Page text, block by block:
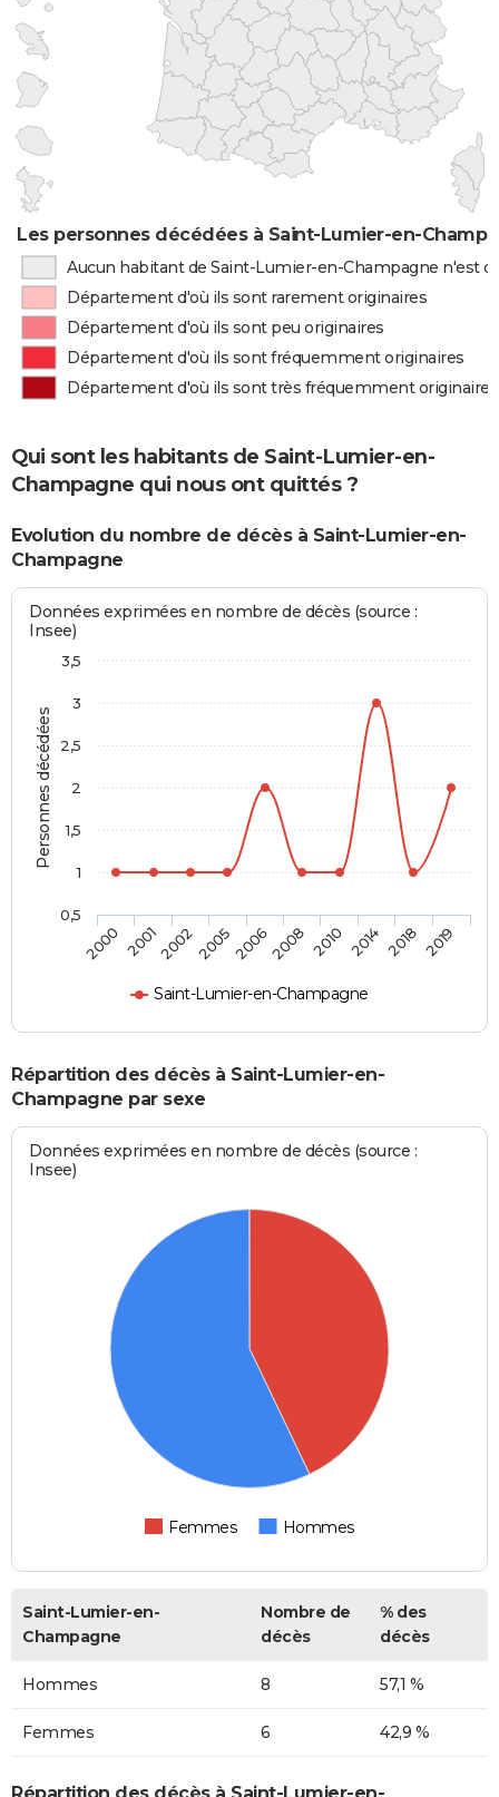
Les personnes décédées à Saint-Lumier-en-
Aucun habitant de Saint-Lumier-en-Champagne n'est
Département d'où ils sont rarement originaires
Département d'où ils sont peu originaires
Département d'où ils sont fréquemment originaires
Département d'où ils sont très fréquemment originaires
Qui sont les habitants de Saint-Lumier-en-
Champagne qui nous ont quittés ?
Evolution du nombre de décès à Saint-Lumier-en-
Champagne
Personnes décédées
Données exprimées en nombre de décès (source :
Insee)
Saint-Lumier-en-Champagne
2000 20012002200520062008 2010 2014 2018 2019
0,5
1
1,5
2
2,5
3
3,5
Répartition des décès à Saint-Lumier-en-
Champagne par sexe
Données exprimées en nombre de décès (source :
Insee)
Femmes Hommes
Saint-Lumier-en-
Champagne
Nombre de
décès
% des
décès
Hommes 8 57,1 %
Femmes 6 42,9 %